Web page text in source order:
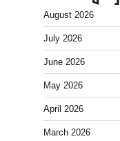
August 2026
July 2026
June 2026
May 2026
April 2026
March 2026